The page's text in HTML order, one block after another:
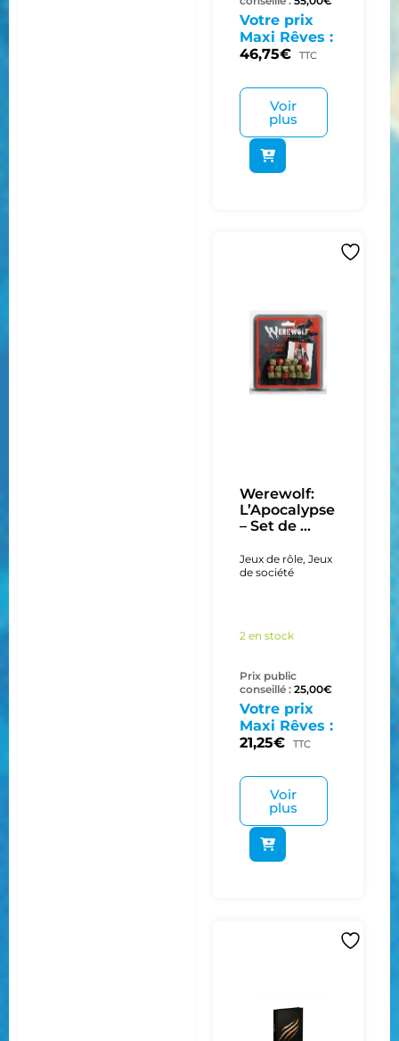
Votre prix
Maxi Rêves :
46,75€ TTC
Voir
plus
Werewolf:
L’Apocalypse
– Set de ...
Jeux de rôle, Jeux
de société
2 en stock
Prix public
conseillé : 25,00€
Votre prix
Maxi Rêves :
21,25€ TTC
Voir
plus